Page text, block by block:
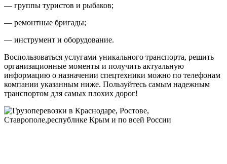
— группы туристов и рыбаков;
— ремонтные бригады;
— инструмент и оборудование.
Воспользоваться услугами уникального транспорта, решить
организационные моменты и получить актуальную
информацию о назначении спецтехники можно по телефонам
компании указанным ниже. Пользуйтесь самым надежным
транспортом для самых плохих дорог!